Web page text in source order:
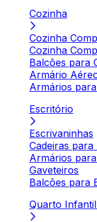
Cozinha
Cozinha
Cozinha
Balcões para
Armário
Armários
Escritório
Escrivaninhas
Cadeiras para
Armários
Gaveteiros
Balcões para
Quarto